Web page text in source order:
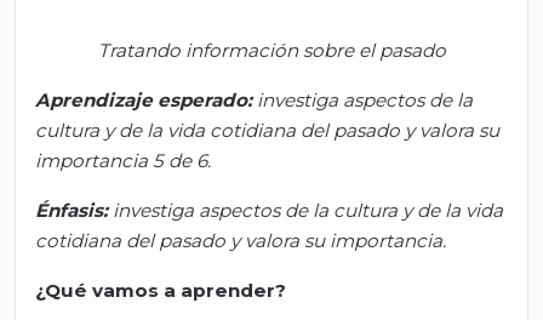
Tratando información sobre el pasado
Aprendizaje esperado:investiga aspectos de la
cultura y de la vida cotidiana del pasado y valora su
importancia 5 de 6.
Énfasis: investiga aspectos de la cultura y de la vida
cotidiana del pasado y valora su importancia.
¿Qué vamos a aprender?